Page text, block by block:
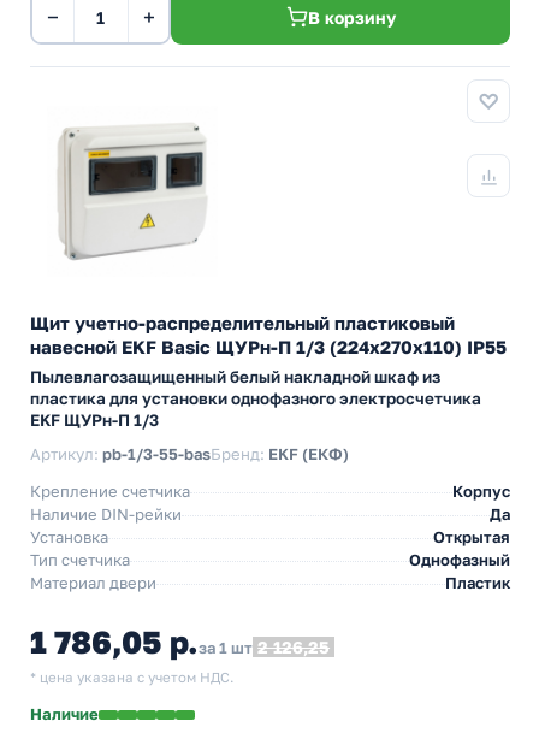
− + В корзину
Щит учетно-распределительный пластиковый
навесной EKF Basic ЩУРн-П 1/3 (224х270х110) IP55
Пылевлагозащищенный белый накладной шкаф из
пластика для установки однофазного электросчетчика
EKF ЩУРн-П 1/3
Артикул: pb-1/3-55-basБренд: EKF (ЕКФ)
Крепление счетчика
Корпус
Наличие DIN-рейки
Да
Установка
Открытая
Тип счетчика
Однофазный
Материал двери
Пластик
1 786,05 р.за 1 шт 2 126,25
* цена указана с учетом НДС.
Наличие